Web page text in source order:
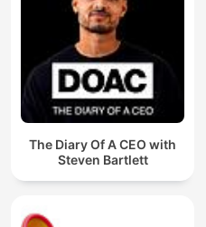
The Diary Of A CEO with
Steven Bartlett